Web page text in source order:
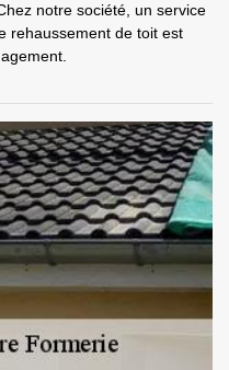
notre société, un service
rehaussement de toit est